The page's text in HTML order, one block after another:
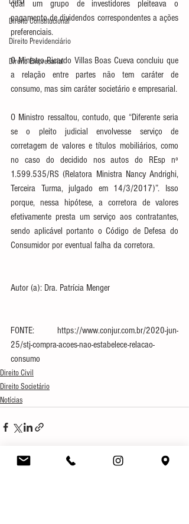
Direito Constitucional
Direito Previdenciário
Direito Empresarial
qual um grupo de investidores pleiteava o
pagamento de dividendos correspondentes a ações
preferenciais.
O Ministro Ricardo Villas Boas Cueva concluiu que
a relação entre partes não tem caráter de
O Ministro ressaltou, contudo, que “Diferente seria
se o pleito judicial envolvesse serviço de
corretagem de valores e títulos mobiliários, como
no caso do decidido nos autos do REsp nº
1.599.535/RS (Relatora Ministra Nancy Andrighi,
Terceira Turma, julgado em 14/3/2017)”. Isso
porque, nessa hipótese, a corretora de valores
efetivamente presta um serviço aos contratantes,
sendo aplicável portanto o Código de Defesa do
Consumidor por eventual falha da corretora.
Autor (a): Dra. Patrícia Menger
FONTE: https://www.conjur.com.br/2020-jun-
25/stj-compra-acoes-nao-estabelece-relacao-
consumo
Direito Civil
Direito Societário
Notícias